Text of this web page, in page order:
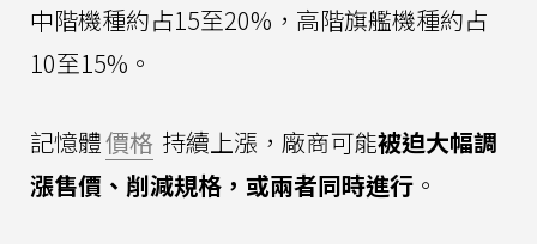
中階機種約占15至20%，高階旗艦機種約占
10至15%。
記憶體價格 持續上漲，廠商可能被迫大幅調
漲售價、削減規格，或兩者同時進行 。